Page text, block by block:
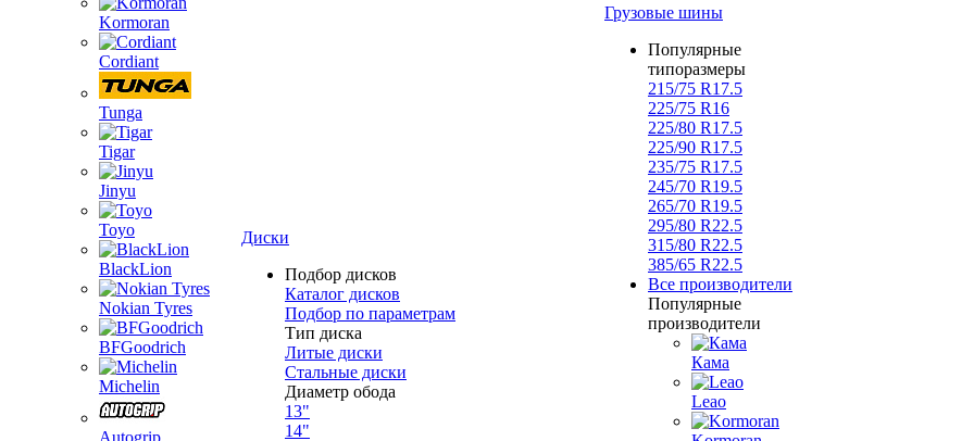
Kormoran
Cordiant
Tunga
Tigar
Jinyu
Toyo
BlackLion
Nokian Tyres
BFGoodrich
Michelin
Autogrip
Диски
Подбор дисков
Каталог дисков
Подбор по параметрам
Тип диска
Литые диски
Стальные диски
Диаметр обода
13"
14"
Грузовые шины
Популярные
типоразмеры
215/75 R17.5
225/75 R16
225/80 R17.5
225/90 R17.5
235/75 R17.5
245/70 R19.5
265/70 R19.5
295/80 R22.5
315/80 R22.5
385/65 R22.5
Все производители
Популярные
производители
Кама
Leao